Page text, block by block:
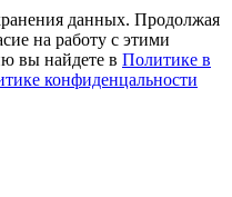
данных. Продолжая
на работу с этими
вы найдете в Политике в
конфиденцальности